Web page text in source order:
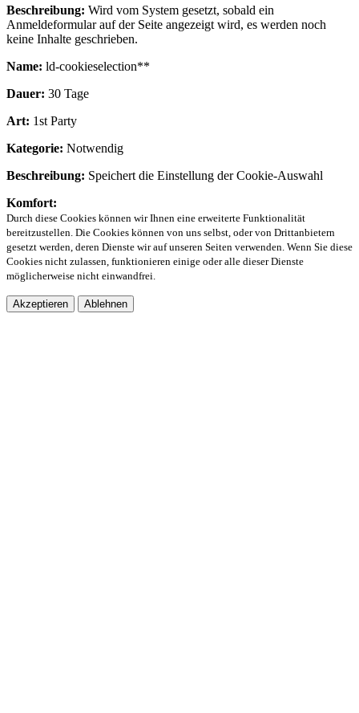
Beschreibung: Wird vom System gesetzt, sobald ein
Anmeldeformular auf der Seite angezeigt wird, es werden noch
keine Inhalte geschrieben.
Name: ld-cookieselection**
Dauer: 30 Tage
Art: 1st Party
Kategorie: Notwendig
Beschreibung: Speichert die Einstellung der Cookie-Auswahl
Komfort:
Durch diese Cookies können wir Ihnen eine erweiterte Funktionalität
bereitzustellen. Die Cookies können von uns selbst, oder von Drittanbietern
gesetzt werden, deren Dienste wir auf unseren Seiten verwenden. Wenn Sie diese
Cookies nicht zulassen, funktionieren einige oder alle dieser Dienste
möglicherweise nicht einwandfrei.
Akzeptieren Ablehnen